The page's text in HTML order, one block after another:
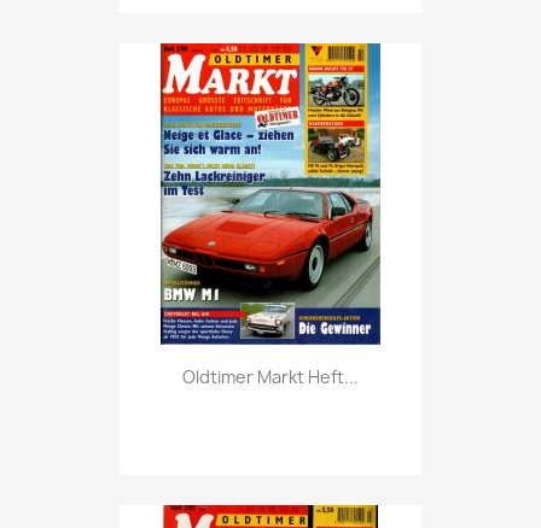
Vorschau
Oldtimer Markt Heft...